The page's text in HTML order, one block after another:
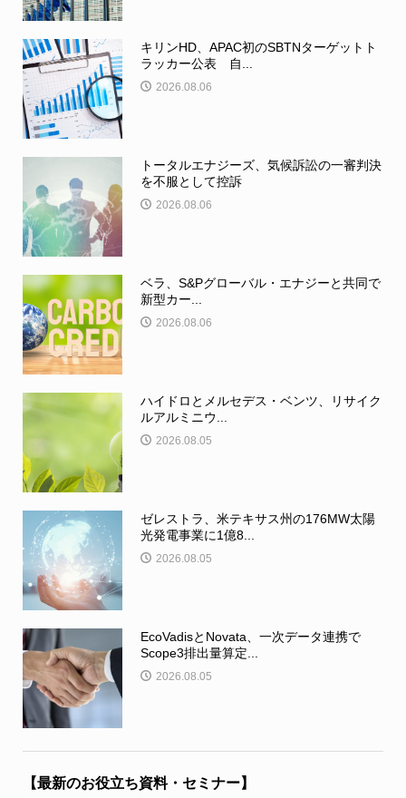
キリンHD、APAC初のSBTNターゲットト
ラッカー公表 自...
2026.08.06
トータルエナジーズ、気候訴訟の一審判決
を不服として控訴
2026.08.06
ベラ、S&Pグローバル・エナジーと共同で
新型カー...
2026.08.06
ハイドロとメルセデス・ベンツ、リサイク
ルアルミニウ...
2026.08.05
ゼレストラ、米テキサス州の176MW太陽
光発電事業に1億8...
2026.08.05
EcoVadisとNovata、一次データ連携で
Scope3排出量算定...
2026.08.05
【最新のお役立ち資料・セミナー】